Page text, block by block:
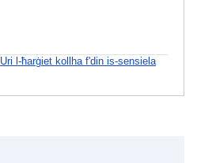
Uri l-ħarġiet kollha f'din is-sensiela